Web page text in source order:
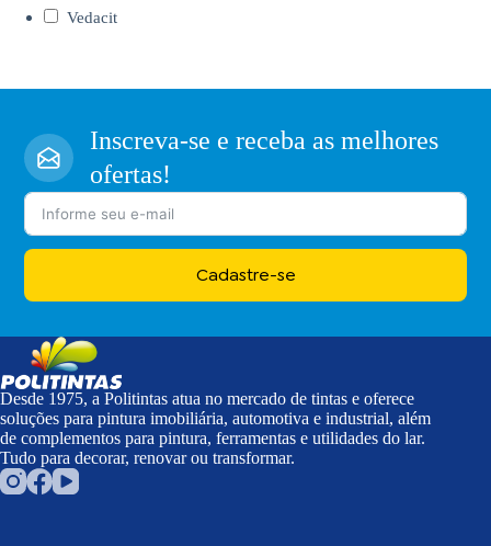
Vedacit
Inscreva-se e receba as melhores
ofertas!
Cadastre-se
Desde 1975, a Politintas atua no mercado de tintas e oferece
soluções para pintura imobiliária, automotiva e industrial, além
de complementos para pintura, ferramentas e utilidades do lar.
Tudo para decorar, renovar ou transformar.